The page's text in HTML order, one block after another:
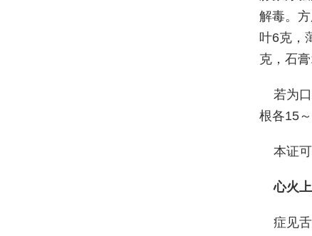
解毒。
叶6克，
克，石
若为
根各15
本证
心火
症见